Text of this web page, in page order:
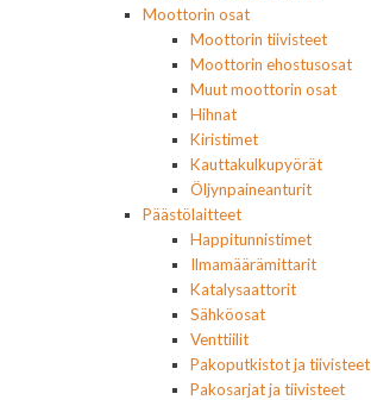
Moottorin osat
Moottorin tiivisteet
Moottorin ehostusosat
Muut moottorin osat
Hihnat
Kiristimet
Kauttakulkupyörät
Öljynpaineanturit
Päästölaitteet
Happitunnistimet
Ilmamäärämittarit
Katalysaattorit
Sähköosat
Venttiilit
Pakoputkistot ja tiivisteet
Pakosarjat ja tiivisteet